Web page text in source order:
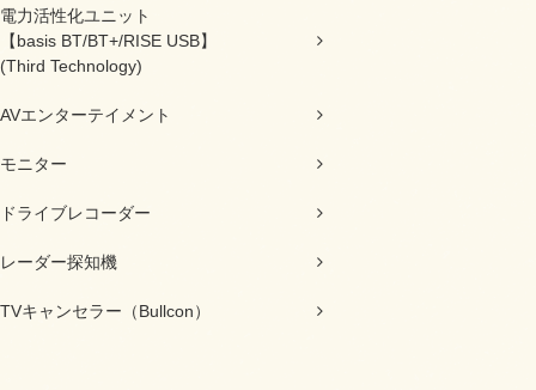
電力活性化ユニット
【basis BT/BT+/RISE USB】
(Third Technology)
AVエンターテイメント
モニター
ドライブレコーダー
レーダー探知機
TVキャンセラー（Bullcon）